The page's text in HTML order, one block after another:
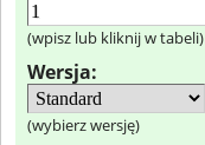
(wpisz lub kliknij w tabeli)
Wersja:
(wybierz wersję)